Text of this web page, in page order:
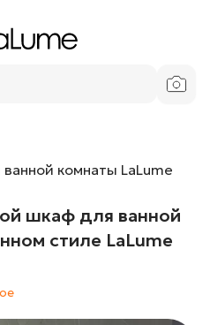
комнаты LaLume
шкаф для ванной
стиле LaLume
стиле